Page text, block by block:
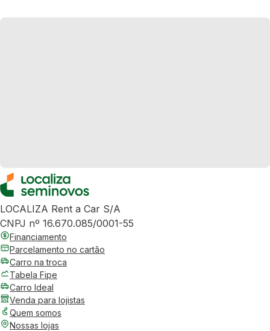
LOCALIZA Rent a Car S/A
CNPJ nº 16.670.085/0001-55
Financiamento
Parcelamento no cartão
Carro na troca
Tabela Fipe
Carro Ideal
Venda para lojistas
Quem somos
Nossas lojas